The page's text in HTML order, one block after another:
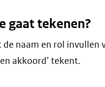
gaat tekenen?
de naam en rol invullen
en akkoord’ tekent.